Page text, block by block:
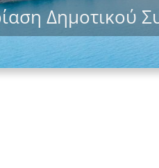
Δημοτικού